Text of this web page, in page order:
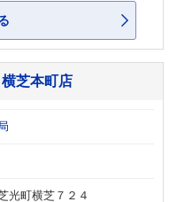
芝本町店
光町横芝７２４